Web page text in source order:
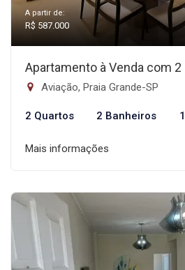
A partir de:
R$ 587.000
Apartamento à Venda com 2
Aviação, Praia Grande-SP
2 Quartos 2 Banheiros
Mais informações